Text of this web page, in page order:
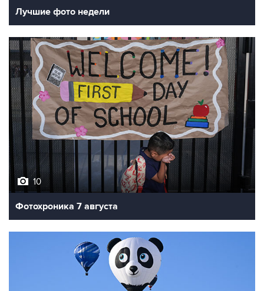
Лучшие фото недели
10
Фотохроника 7 августа